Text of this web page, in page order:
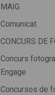
MAIG
Comunicat
CONCURS DE
Concurs
Engage
Concursos de